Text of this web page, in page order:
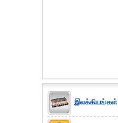
இலக்கியங்கள்